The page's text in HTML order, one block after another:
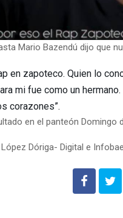
Mario Bazendú dijo que
en zapoteco. Quien lo
mi fue como un
corazones”.
en el panteón Domingo
Dóriga- Digital e Infobae.